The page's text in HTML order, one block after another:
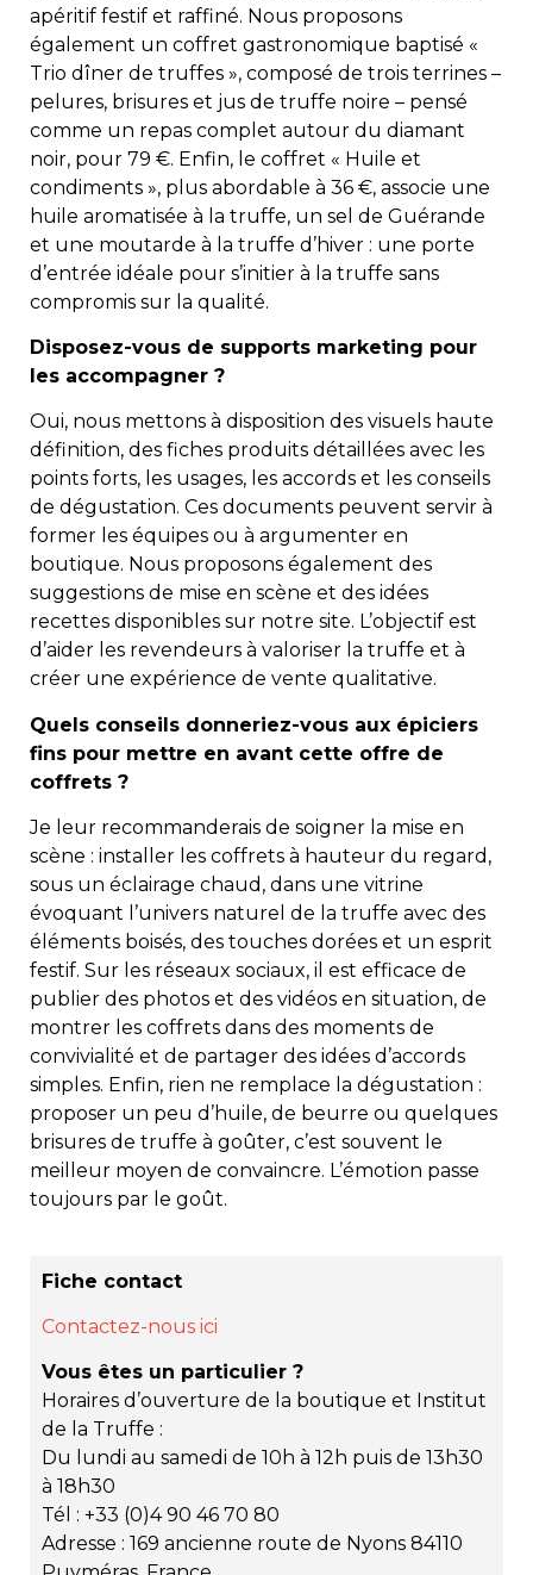
apéritif festif et raffiné. Nous proposons
également un coffret gastronomique baptisé «
Trio dîner de truffes », composé de trois terrines –
pelures, brisures et jus de truffe noire – pensé
comme un repas complet autour du diamant
noir, pour 79 €. Enfin, le coffret « Huile et
condiments », plus abordable à 36 €, associe une
huile aromatisée à la truffe, un sel de Guérande
et une moutarde à la truffe d’hiver : une porte
d’entrée idéale pour s’initier à la truffe sans
compromis sur la qualité.
Disposez-vous de supports marketing pour
les accompagner ?
Oui, nous mettons à disposition des visuels haute
définition, des fiches produits détaillées avec les
points forts, les usages, les accords et les conseils
de dégustation. Ces documents peuvent servir à
former les équipes ou à argumenter en
boutique. Nous proposons également des
suggestions de mise en scène et des idées
recettes disponibles sur notre site. L’objectif est
d’aider les revendeurs à valoriser la truffe et à
créer une expérience de vente qualitative.
Quels conseils donneriez-vous aux épiciers
fins pour mettre en avant cette offre de
coffrets ?
Je leur recommanderais de soigner la mise en
scène : installer les coffrets à hauteur du regard,
sous un éclairage chaud, dans une vitrine
évoquant l’univers naturel de la truffe avec des
éléments boisés, des touches dorées et un esprit
festif. Sur les réseaux sociaux, il est efficace de
publier des photos et des vidéos en situation, de
montrer les coffrets dans des moments de
convivialité et de partager des idées d’accords
simples. Enfin, rien ne remplace la dégustation :
proposer un peu d’huile, de beurre ou quelques
brisures de truffe à goûter, c’est souvent le
meilleur moyen de convaincre. L’émotion passe
toujours par le goût.
Fiche contact
Contactez-nous ici
Vous êtes un particulier ?
Horaires d’ouverture de la boutique et Institut
de la Truffe :
Du lundi au samedi de 10h à 12h puis de 13h30
à 18h30
Tél : +33 (0)4 90 46 70 80
Adresse : 169 ancienne route de Nyons 84110